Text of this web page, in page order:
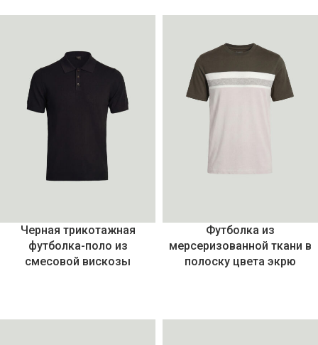
Черная трикотажная
футболка-поло из
смесовой вискозы
Футболка из
мерсеризованной ткани в
полоску цвета экрю